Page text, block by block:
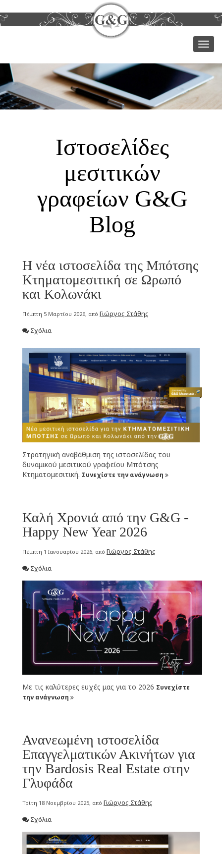
Ιστοσελίδες
μεσιτικών
γραφείων G&G
Blog
Η νέα ιστοσελίδα της Μπότσης
Κτηματομεσιτική σε Ωρωπό
και Κολωνάκι
Πέμπτη 5 Μαρτίου 2026, από Γιώργος Στάθης
Σχόλια
Στρατηγική αναβάθμιση της ιστοσελίδας του
δυναμικού μεσιτικού γραφείου Μπότσης
Κτηματομεσιτική. Συνεχίστε την ανάγνωση
Καλή Χρονιά από την G&G -
Happy New Year 2026
Πέμπτη 1 Ιανουαρίου 2026, από Γιώργος Στάθης
Σχόλια
Με τις καλύτερες ευχές μας για το 2026 Συνεχίστε
την ανάγνωση
Ανανεωμένη ιστοσελίδα
Επαγγελματικών Ακινήτων για
την Bardosis Real Estate στην
Γλυφάδα
Τρίτη 18 Νοεμβρίου 2025, από Γιώργος Στάθης
Σχόλια